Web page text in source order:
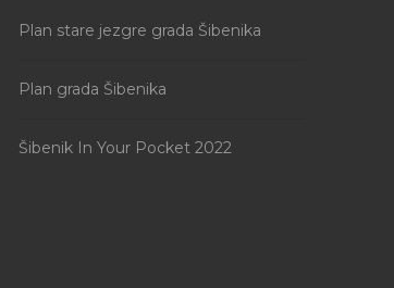
Plan stare jezgre grada Šibenika
Plan grada Šibenika
Šibenik In Your Pocket 2022